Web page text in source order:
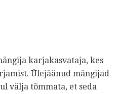
karjakasvataja, kes
Ülejäänud mängijad
välja tõmmata, et seda